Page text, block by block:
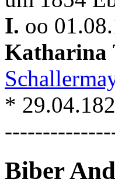
I. oo
Katharina
*
Biber